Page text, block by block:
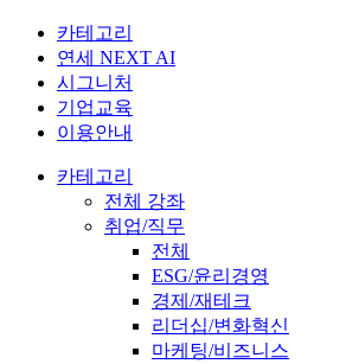
카테고리
연세 NEXT AI
시그니처
기업교육
이용안내
카테고리
전체 강좌
취업/직무
전체
ESG/윤리경영
경제/재테크
리더십/변화혁신
마케팅/비즈니스